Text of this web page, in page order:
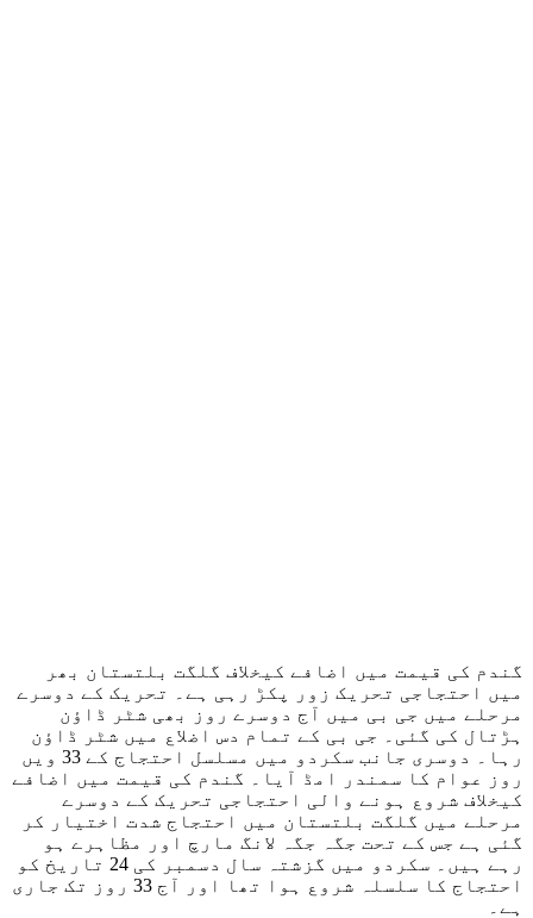
گندم کی قیمت میں اضافے کیخلاف گلگت بلتستان بھر
میں احتجاجی تحریک زور پکڑ رہی ہے۔ تحریک کے دوسرے
مرحلے میں جی بی میں آج دوسرے روز بھی شٹر ڈاؤن
ہڑتال کی گئی۔ جی بی کے تمام دس اضلاع میں شٹر ڈاؤن
رہا۔ دوسری جانب سکردو میں مسلسل احتجاج کے 33 ویں
روز عوام کا سمندر امڈ آیا۔ گندم کی قیمت میں اضافے
کیخلاف شروع ہونے والی احتجاجی تحریک کے دوسرے
مرحلے میں گلگت بلتستان میں احتجاج شدت اختیار کر
گئی ہے جس کے تحت جگہ جگہ لانگ مارچ اور مظاہرے ہو
رہے ہیں۔ سکردو میں گزشتہ سال دسمبر کی 24 تاریخ کو
احتجاج کا سلسلہ شروع ہوا تھا اور آج 33 روز تک جاری
ہے۔